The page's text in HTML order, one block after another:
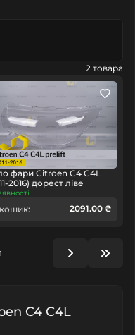
2 товара
фари Citroen C4 C4L
2016) дорест ліве
2091.00 ₴
C4 C4L